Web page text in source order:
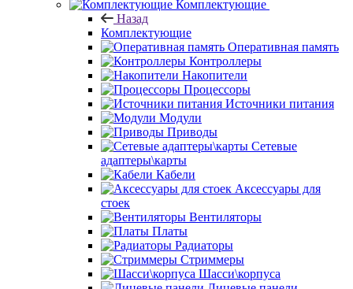
Комплектующие
Назад
Комплектующие
Оперативная память
Контроллеры
Накопители
Процессоры
Источники питания
Модули
Приводы
Сетевые
адаптеры\карты
Кабели
Аксессуары для
стоек
Вентиляторы
Платы
Радиаторы
Стриммеры
Шасси\корпуса